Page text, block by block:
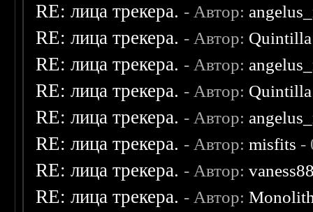
RE: лица трекера. - Автор:
RE: лица трекера. - Автор: Quintilla
RE: лица трекера. - Автор:
RE: лица трекера. - Автор: Quintilla
RE: лица трекера. - Автор:
RE: лица трекера. - Автор:misfits -
RE: лица трекера. - Автор:
RE: лица трекера. - Автор: